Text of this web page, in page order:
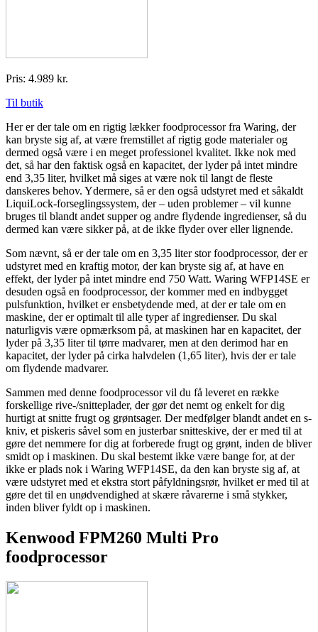
Pris: 4.989 kr.
Til butik
Her er der tale om en rigtig lækker foodprocessor fra Waring, der
kan bryste sig af, at være fremstillet af rigtig gode materialer og
dermed også være i en meget professionel kvalitet. Ikke nok med
det, så har den faktisk også en kapacitet, der lyder på intet mindre
end 3,35 liter, hvilket må siges at være nok til langt de fleste
danskeres behov. Ydermere, så er den også udstyret med et såkaldt
LiquiLock-forseglingssystem, der – uden problemer – vil kunne
bruges til blandt andet supper og andre flydende ingredienser, så du
dermed kan være sikker på, at de ikke flyder over eller lignende.
Som nævnt, så er der tale om en 3,35 liter stor foodprocessor, der er
udstyret med en kraftig motor, der kan bryste sig af, at have en
effekt, der lyder på intet mindre end 750 Watt. Waring WFP14SE er
desuden også en foodprocessor, der kommer med en indbygget
pulsfunktion, hvilket er ensbetydende med, at der er tale om en
maskine, der er optimalt til alle typer af ingredienser. Du skal
naturligvis være opmærksom på, at maskinen har en kapacitet, der
lyder på 3,35 liter til tørre madvarer, men at den derimod har en
kapacitet, der lyder på cirka halvdelen (1,65 liter), hvis der er tale
om flydende madvarer.
Sammen med denne foodprocessor vil du få leveret en række
forskellige rive-/snitteplader, der gør det nemt og enkelt for dig
hurtigt at snitte frugt og grøntsager. Der medfølger blandt andet en s-
kniv, et piskeris såvel som en justerbar snitteskive, der er med til at
gøre det nemmere for dig at forberede frugt og grønt, inden de bliver
smidt op i maskinen. Du skal bestemt ikke være bange for, at der
ikke er plads nok i Waring WFP14SE, da den kan bryste sig af, at
være udstyret med et ekstra stort påfyldningsrør, hvilket er med til at
gøre det til en unødvendighed at skære råvarerne i små stykker,
inden bliver fyldt op i maskinen.
Kenwood FPM260 Multi Pro
foodprocessor